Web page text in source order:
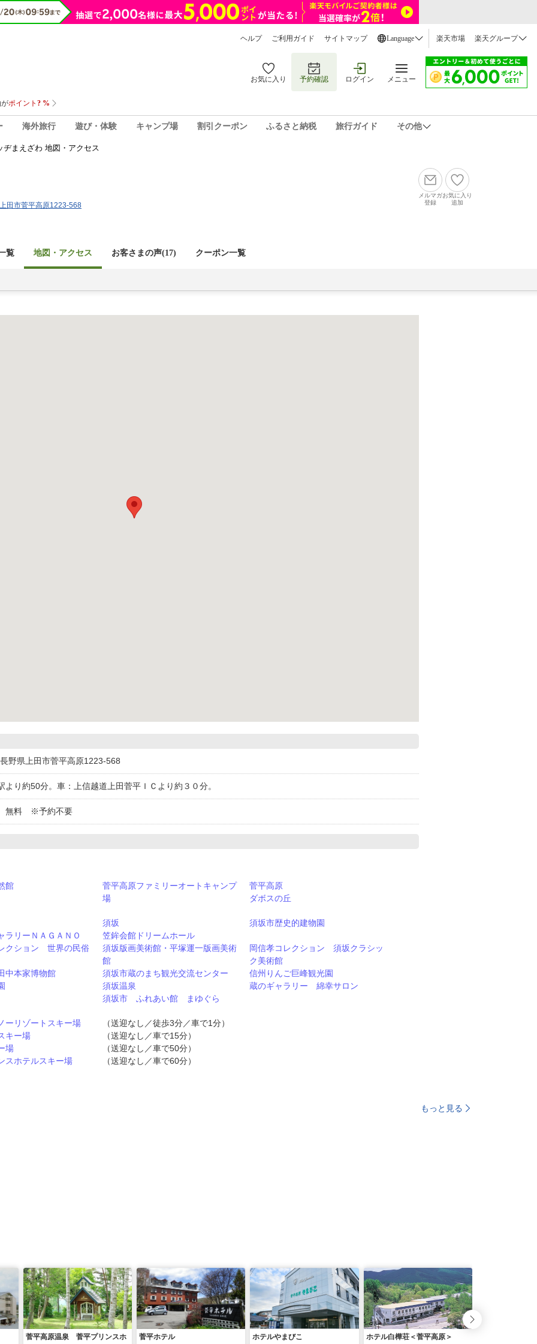
ヘルプ ご利用ガイド サイトマップ Language 楽天市場 楽天グループ
お気に入り 予約確認 ログイン メニュー
海外旅行 遊び・体験 キャンプ場 割引クーポン ふるさと納税 旅行ガイド その他
ヂまえざわ 地図・アクセス
田市菅平高原1223-568
メルマガ
登録
お気に入り
追加
覧 地図・アクセス お客さまの声(17) クーポン一覧
野県上田市菅平高原1223-568
より約50分。車：上信越道上田菅平ＩＣより約３０分。
無料 ※予約不要
館
菅平高原ファミリーオートキャンプ
場
菅平高原
ダボスの丘
須坂
須坂市歴史的建物園
ラリーＮＡＧＡＮＯ
笠鉾会館ドリームホール
クション 世界の民俗
須坂版画美術館・平塚運一版画美術
館
岡信孝コレクション 須坂クラシッ
ク美術館
本家博物館
須坂市蔵のまち観光交流センター
信州りんご巨峰観光園
須坂温泉
蔵のギャラリー 綿幸サロン
須坂市 ふれあい館 まゆぐら
ーリゾートスキー場
（送迎なし／徒歩3分／車で1分）
キー場
（送迎なし／車で15分）
場
（送迎なし／車で50分）
スホテルスキー場
（送迎なし／車で60分）
もっと見る
菅平高原温泉 菅平プリンスホ
菅平ホテル ホテルやまびこ ホテル白樺荘＜菅平高原＞